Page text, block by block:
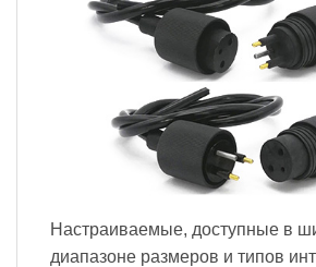
Настраиваемые, доступные в
диапазоне размеров и типов